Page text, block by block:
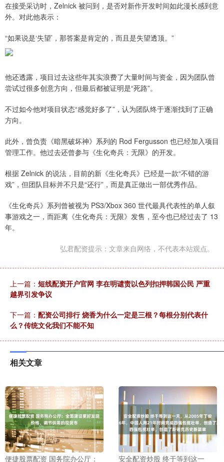
在接受采访时，Zelnick 被问到，是否对新作开发时间如此漫长感到意
外。对此他表示：
“如果说是‘失望’，那答案是肯定的，而且是失望透顶。”
他还透露，项目过去这些年其实浪费了大量时间与资金，因为团队曾
尝试过很多创意方向，但最后都被证明是“死路”。
不过如今他对项目状态“感觉好多了”，认为团队终于逐渐找到了正确
方向。
此外，曾负责《暗黑破坏神》系列的 Rod Fergusson 也已经加入项目
管理工作。他过去还曾参与《生化奇兵：无限》的开发。
根据 Zelnick 的说法，目前的新《生化奇兵》已经是一款“不错的游
戏”，但团队目标并不只是“还行”，而是真正做出一部优秀作品。
《生化奇兵》系列曾被视为 PS3/Xbox 360 世代最具代表性的单人叙
事游戏之一，而距离《生化奇兵：无限》发售，至今也已经过去了 13
年。
弘君配资提示：文章来自网络，不代表本站观点。
上一篇： 短线配资开户官网 李在明谴责以色列扣押韩国公民 严重
越界引发争议
下一篇： 配资公司排行 烧香为什么一定是三根？每根分别代表什
么？传统文化我们不能不知
相关文章
便捷股票配资 国务院办公厅： 安全配资炒股 终于等到这一